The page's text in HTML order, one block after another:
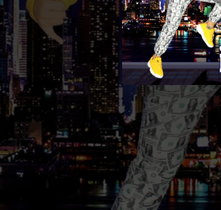
03:04
02:36
02:43
02:36